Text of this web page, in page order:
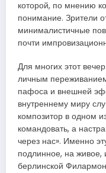
которой, по мнению
понимание. Зрители
минималистичные
почти
Для многих этот
личным
пафоса и внешней
внутреннему миру
композитор в одном
командовать, а
через нас». Именно
подлинное, на живое,
берлинской